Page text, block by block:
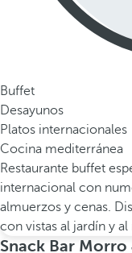
Buffet
Desayunos
Platos internacionales
Cocina mediterránea
Restaurante buffet
internacional con
almuerzos y cenas.
con vistas al jardín y al
Snack Bar Morro